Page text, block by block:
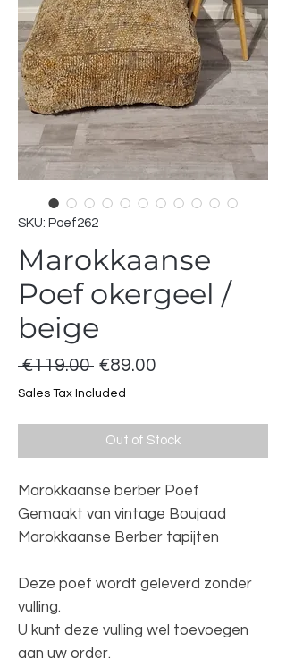
SKU: Poef262
Marokkaanse
Poef okergeel /
beige
€119.00 Regular
Price
€89.00
Sales Tax Included
Out of Stock
Marokkaanse berber Poef
Gemaakt van vintage Boujaad
Marokkaanse Berber tapijten
Deze poef wordt geleverd zonder
vulling.
U kunt deze vulling wel toevoegen
aan uw order.